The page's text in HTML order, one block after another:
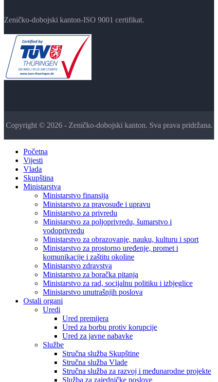
Zeničko-dobojski kanton-ISO 9001 certifikat.
Copyright © 2026 - Zeničko-dobojski kanton. Sva prava pridržana.
Početna
Vijesti
Vlada
Skupština
Ministarstva
Ministarstvo finansija
Ministarstvo za pravosuđe i upravu
Ministarstvo za privredu
Ministarstvo za poljoprivredu, šumarstvo i
vodoprivredu
Ministarstvo za obrazovanje, nauku, kulturu i sport
Ministarstvo za prostorno uređenje, promet i
komunikacije i zaštitu okoline
Ministarstvo zdravstva
Ministarstvo za boračka pitanja
Ministarstvo za rad, socijalnu politiku i izbjeglice
Ministarstvo unutrašnjih poslova
Ostali organi
Uredi
Ured premijera
Ured za borbu protiv korupcije
Ured za javne nabavke
Službe
Stručna služba Skupštine
Stručna služba Vlade
Stručna služba za razvoj i međunarodne projekte
Služba za zajedničke poslove